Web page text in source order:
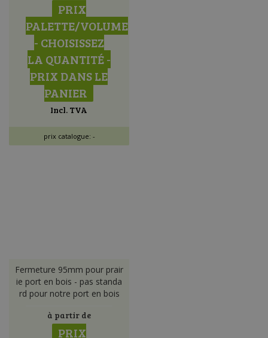
PRIX
PALETTE/VOLUME
- CHOISISSEZ
LA QUANTITÉ -
PRIX DANS LE
PANIER
Incl. TVA
prix catalogue: -
Fermeture 95mm pour prair
ie port en bois - pas standa
rd pour notre port en bois
à partir de
PRIX